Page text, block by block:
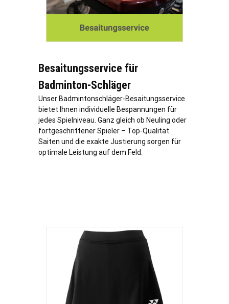
Besaitungsservice für
Badminton-Schläger
Unser Badmintonschläger-Besaitungsservice
bietet Ihnen individuelle Bespannungen für
jedes Spielniveau. Ganz gleich ob Neuling oder
fortgeschrittener Spieler – Top-Qualität
Saiten und die exakte Justierung sorgen für
optimale Leistung auf dem Feld.